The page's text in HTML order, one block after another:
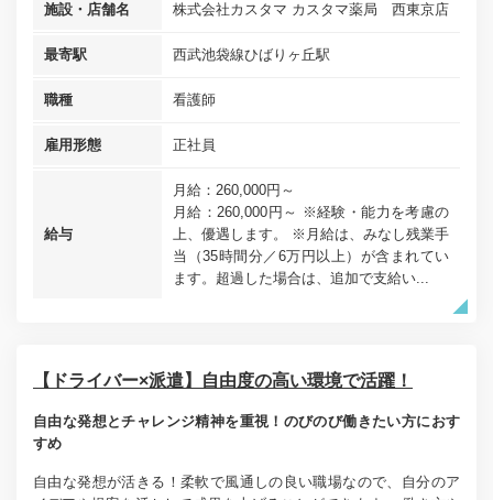
施設・店舗名 株式会社カスタマ カスタマ薬局 西東京店
最寄駅 西武池袋線ひばりヶ丘駅
職種 看護師
雇用形態 正社員
給与
月給：260,000円～
月給：260,000円～ ※経験・能力を考慮の
上、優遇します。 ※月給は、みなし残業手
当（35時間分／6万円以上）が含まれてい
ます。超過した場合は、追加で支給い...
【ドライバー×派遣】自由度の高い環境で活躍！
自由な発想とチャレンジ精神を重視！のびのび働きたい方におす
すめ
自由な発想が活きる！柔軟で風通しの良い職場なので、自分のア